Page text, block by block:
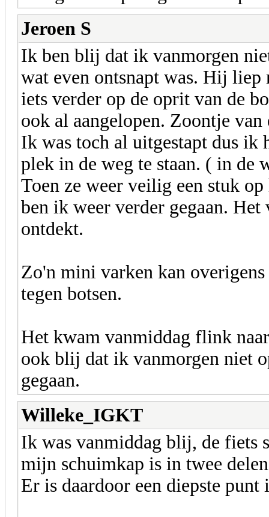
Jeroen S
Ik ben blij dat ik vanmorgen
wat even ontsnapt was. Hij
iets verder op de oprit van de
ook al aangelopen. Zoontje
Ik was toch al uitgestapt dus ik
plek in de weg te staan. ( in de
Toen ze weer veilig een stuk
ben ik weer verder gegaan.
ontdekt.
Zo'n mini varken kan
tegen botsen.
Het kwam vanmiddag flink
ook blij dat ik vanmorgen niet
gegaan.
Willeke_IGKT
Ik was vanmiddag blij, de fiets
mijn schuimkap is in twee
Er is daardoor een diepste